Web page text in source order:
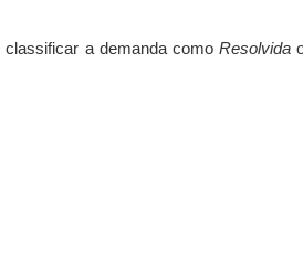
classificar a demanda comoResolvida